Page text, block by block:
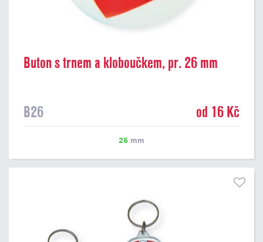
Buton s trnem a kloboučkem, pr. 26 mm
B26 od 16 Kč
25 mm